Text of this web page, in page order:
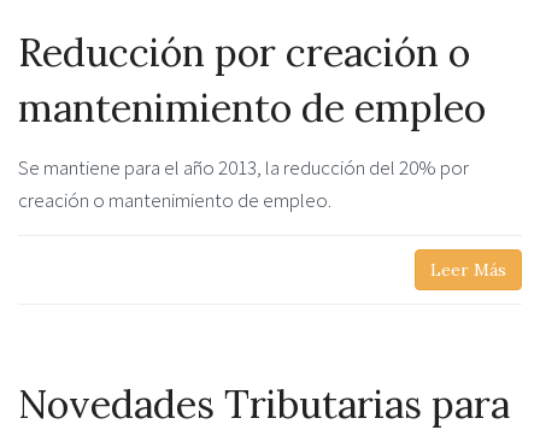
Reducción por creación o
mantenimiento de empleo
Se mantiene para el año 2013, la reducción del 20% por
creación o mantenimiento de empleo.
Leer Más
Novedades Tributarias para